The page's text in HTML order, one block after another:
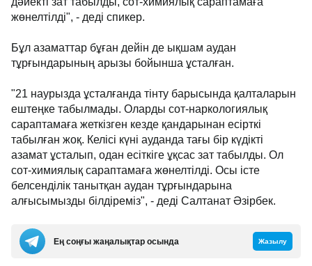
жөнелтілді", - деді спикер.
Бұл азаматтар бұған дейін де ықшам аудан
тұрғындарының арызы бойынша ұсталған.
"21 наурызда ұсталғанда тінту барысында қалталарын
ештеңке табылмады. Оларды сот-наркологиялық
сараптамаға жеткізген кезде қандарынан есірткі
табылған жоқ. Келісі күні ауданда тағы бір күдікті
азамат ұсталып, одан есіткіге ұқсас зат табылды. Ол
сот-химиялық сараптамаға жөнелтілді. Осы істе
белсенділік танытқан аудан тұрғындарына
алғысымызды білдіреміз", - деді Салтанат Әзірбек.
Ең соңғы жаңалықтар осында Жазылу